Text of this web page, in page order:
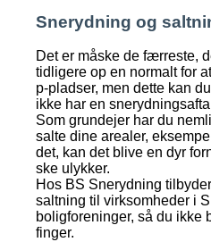
Snerydning og
Det er måske de færreste,
tidligere op en normalt for
p-pladser, men dette kan
ikke har en
Som grundejer har du
salte dine arealer,
det, kan det blive en dyr
ske ulykker.
Hos BS Snerydning
saltning til virksomheder i
boligforeninger, så du ikke
finger.